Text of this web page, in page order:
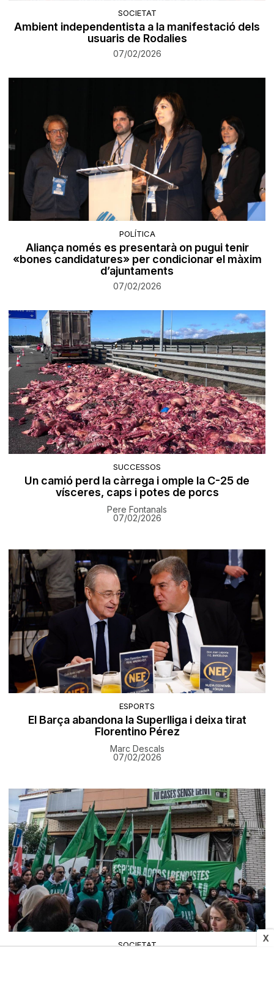
X
SOCIETAT
Ambient independentista a la manifestació dels
usuaris de Rodalies
07/02/2026
POLÍTICA
Aliança només es presentarà on pugui tenir
«bones candidatures» per condicionar el màxim
d’ajuntaments
07/02/2026
SUCCESSOS
Un camió perd la càrrega i omple la C-25 de
vísceres, caps i potes de porcs
Pere Fontanals
07/02/2026
ESPORTS
El Barça abandona la Superlliga i deixa tirat
Florentino Pérez
Marc Descals
07/02/2026
SOCIETAT